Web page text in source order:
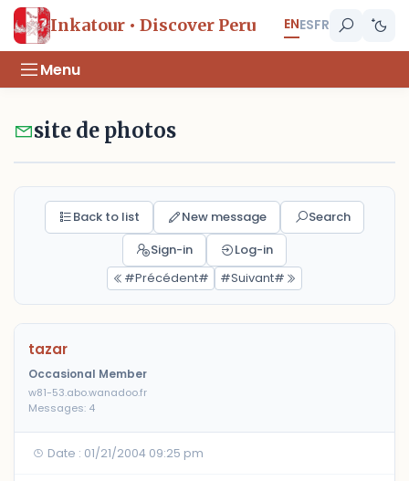
Inkatour • Discover Peru ENESFR
Menu
site de photos
Back to list New message
Search
Sign-in
Log-in
#Précédent#
#Suivant#
tazar
Occasional Member
w81-53.abo.wanadoo.fr
Messages: 4
Date : 01/21/2004 09:25 pm